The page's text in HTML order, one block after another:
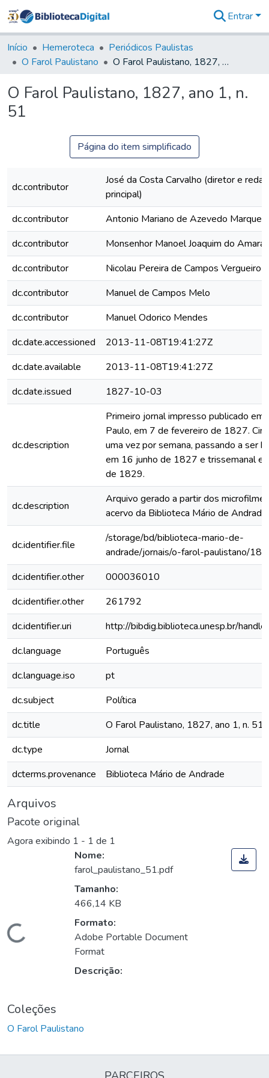
&
Coleções
Tudo na
Digital
Entrar
Início Hemeroteca
Periódicos Paulistas
O Farol Paulistano
O Farol Paulistano, 1827, ano 1, n. 51
O Farol Paulistano, 1827, ano 1, n.
51
Página do item simplificado
dc.contributor
José da Costa Carvalho (diretor e
principal)
dc.contributor
Antonio Mariano de Azevedo Marques
dc.contributor
Monsenhor Manoel Joaquim do
dc.contributor
Nicolau Pereira de Campos Vergueiro
dc.contributor
Manuel de Campos Melo
dc.contributor
Manuel Odorico Mendes
dc.date.accessioned
2013-11-08T19:41:27Z
dc.date.available
2013-11-08T19:41:27Z
dc.date.issued
1827-10-03
dc.description
Primeiro jornal impresso publicado em
Paulo, em 7 de fevereiro de 1827.
uma vez por semana, passando a ser
em 16 junho de 1827 e trissemanal
de 1829.
dc.description
Arquivo gerado a partir dos
acervo da Biblioteca Mário de Andrade
dc.identifier.file
/storage/bd/biblioteca-mario-de-
andrade/jornais/o-farol-paulistano/
dc.identifier.other
000036010
dc.identifier.other
261792
dc.identifier.uri
http://bibdig.biblioteca.unesp.br/
dc.language
Português
dc.language.iso
pt
dc.subject
Política
dc.title
O Farol Paulistano, 1827, ano 1, n. 51
dc.type
Jornal
dcterms.provenance
Biblioteca Mário de Andrade
Arquivos
Pacote original
Agora exibindo 1 - 1 de 1
Carregando...
Nome:
farol_paulistano_51.pdf
Tamanho:
466,14 KB
Formato:
Adobe Portable Document
Format
Descrição:
Coleções
O Farol Paulistano